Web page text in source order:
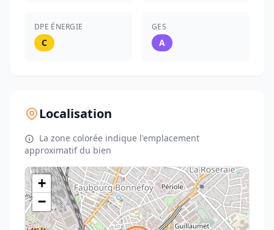
DPE ÉNERGIE
C
GES
A
Localisation
La zone colorée indique l'emplacement
approximatif du bien
+
−